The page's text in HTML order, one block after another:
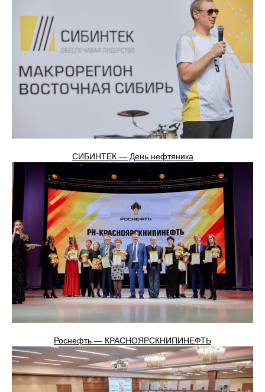
СИБИНТЕК — День нефтяника
Роснефть — КРАСНОЯРСКНИПИНЕФТЬ